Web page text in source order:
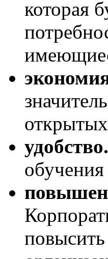
которая
удобство.
повысить